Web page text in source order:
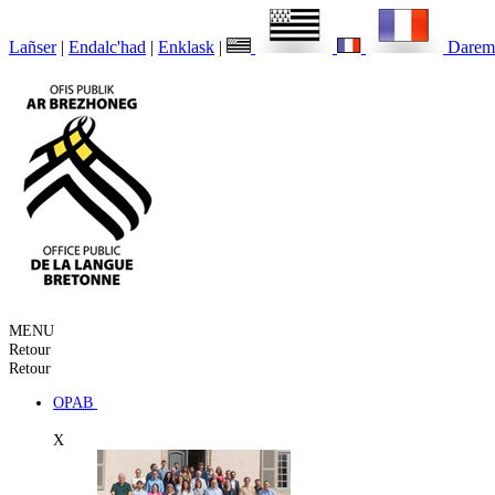
Lañser | Endalc'had | Enklask |
MENU
Retour
Retour
OPAB
X